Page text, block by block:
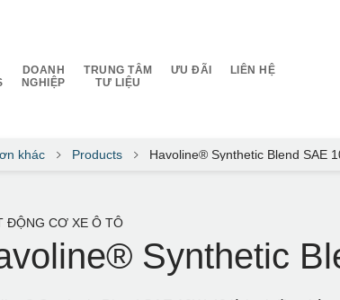
DOANH
NGHIỆP
TRUNG TÂM
TƯ LIỆU
ƯU ĐÃI LIÊN HỆ
khác Products Havoline® Synthetic Blend SAE
ĐỘNG CƠ XE Ô TÔ
Synthetic